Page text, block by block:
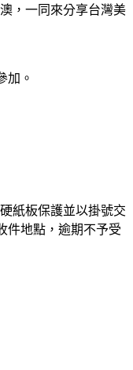
，一同來分享台灣美
加。
紙板保護並以掛號交
件地點，逾期不予受